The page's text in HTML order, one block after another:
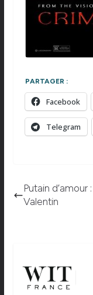
PARTAGER :
Facebook
Telegram
Putain
Valentin